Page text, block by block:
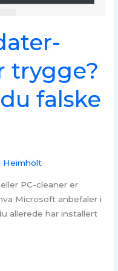
trygge?
falske
Heimholt
PC-cleaner er
Microsoft anbefaler i
allerede har installert